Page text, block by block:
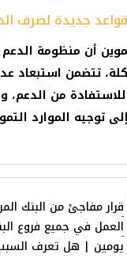
جديدة لصرف
أن منظومة
تتضمن استبعاد
من الدعم،
توجيه الموارد
قرار مفاجئ من البنك
العمل في جميع فروع
يومين | هل تعرف السبب